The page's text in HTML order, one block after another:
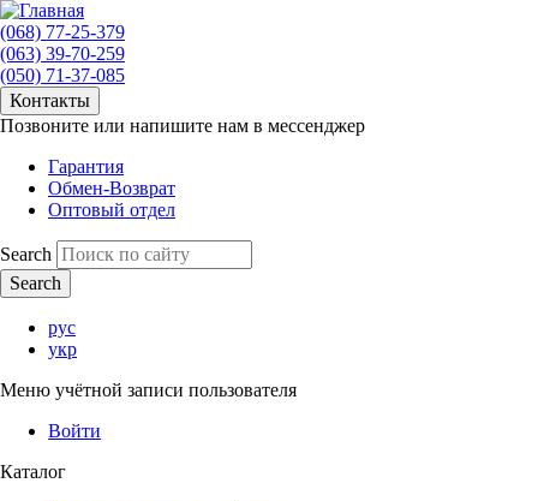
(068) 77-25-379
(063) 39-70-259
(050) 71-37-085
Контакты
Позвоните или напишите нам в мессенджер
Гарантия
Обмен-Возврат
Оптовый отдел
Search
рус
укр
Меню учётной записи пользователя
Войти
Каталог